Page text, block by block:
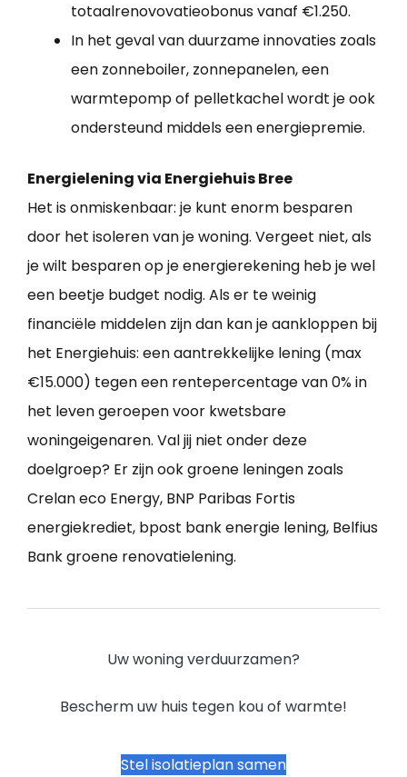
totaalrenovovatieobonus vanaf €1.250.
In het geval van duurzame innovaties zoals
een zonneboiler, zonnepanelen, een
warmtepomp of pelletkachel wordt je ook
ondersteund middels een energiepremie.
Energielening via Energiehuis Bree
Het is onmiskenbaar: je kunt enorm besparen
door het isoleren van je woning. Vergeet niet, als
je wilt besparen op je energierekening heb je wel
een beetje budget nodig. Als er te weinig
financiële middelen zijn dan kan je aankloppen bij
het Energiehuis: een aantrekkelijke lening (max
€15.000) tegen een rentepercentage van 0% in
het leven geroepen voor kwetsbare
woningeigenaren. Val jij niet onder deze
doelgroep? Er zijn ook groene leningen zoals
Crelan eco Energy, BNP Paribas Fortis
energiekrediet, bpost bank energie lening, Belfius
Bank groene renovatielening.
Uw woning verduurzamen?
Bescherm uw huis tegen kou of warmte!
Stel isolatieplan samen